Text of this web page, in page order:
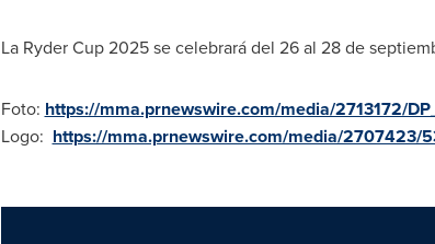
La Ryder Cup 2025 se celebrará del 26 al 28 de
Foto: https://mma.prnewswire.com/media/2713172/
Logo: https://mma.prnewswire.com/media/2707423/